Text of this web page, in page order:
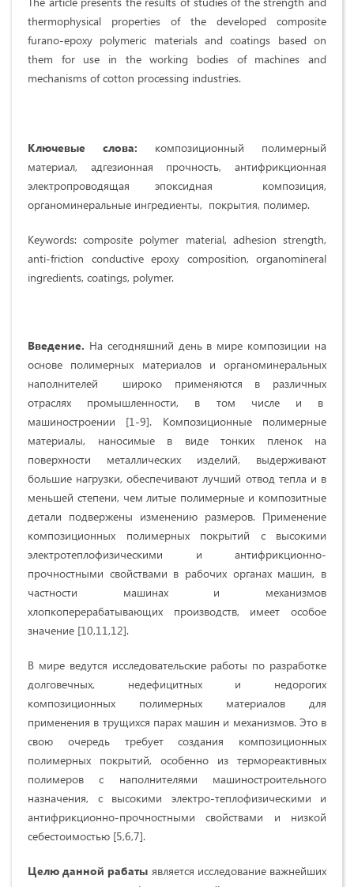
thermophysical properties of the developed composite
furano-epoxy polymeric materials and coatings based on
them for use in the working bodies of machines and
mechanisms of cotton processing industries.
Ключевые слова: композиционный полимерный
материал, адгезионная прочность, антифрикционная
электропроводящая эпоксидная композиция,
органоминеральные ингредиенты, покрытия, полимер.
Keywords:composite polymer material, adhesion strength,
anti-friction conductive epoxy composition, organomineral
ingredients, coatings, polymer.
Введение. На сегодняшний день в мире композиции на
основе полимерных материалов и органоминеральных
наполнителей широко применяются в различных
отраслях промышленности, в том числе и в
машиностроении [1-9]. Композиционные полимерные
материалы, наносимые в виде тонких пленок на
поверхности металлических изделий, выдерживают
большие нагрузки, обеспечивают лучший отвод тепла и в
меньшей степени, чем литые полимерные и композитные
детали подвержены изменению размеров. Применение
композиционных полимерных покрытий с высокими
электротеплофизическими и антифрикционно-
прочностными свойствами в рабочих органах машин, в
частности машинах и механизмов
хлопкоперерабатывающих производств, имеет особое
значение [10,11,12].
В мире ведутся исследовательские работы по разработке
долговечных, недефицитных и недорогих
композиционных полимерных материалов для
применения в трущихся парах машин и механизмов. Это в
свою очередь требует создания композиционных
полимерных покрытий, особенно из термореактивных
полимеров с наполнителями машиностроительного
назначения, с высокими электро-теплофизическими и
антифрикционно-прочностными свойствами и низкой
себестоимостью [5,6,7].
Целю данной рабаты является исследование важнейших